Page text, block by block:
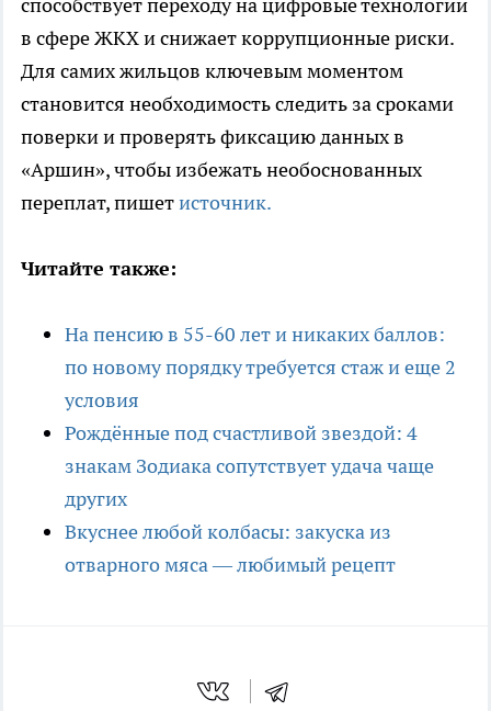
в сфере ЖКХ и снижает коррупционные риски.
Для самих жильцов ключевым моментом
становится необходимость следить за сроками
поверки и проверять фиксацию данных в
«Аршин», чтобы избежать необоснованных
переплат, пишетисточник.
Читайте также:
На пенсию в 55-60 лет и никаких баллов:
по новому порядку требуется стаж и еще 2
условия
Рождённые под счастливой звездой: 4
знакам Зодиака сопутствует удача чаще
других
Вкуснее любой колбасы: закуска из
отварного мяса — любимый рецепт